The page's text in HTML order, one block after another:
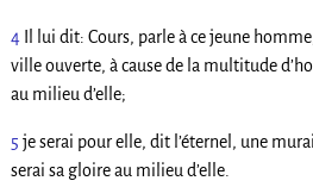
4Il lui dit: Cours, parle à ce jeune
ville ouverte, à cause de la multitude
au milieu d’elle;
5 je serai pour elle, dit l’éternel, une
serai sa gloire au milieu d’elle.